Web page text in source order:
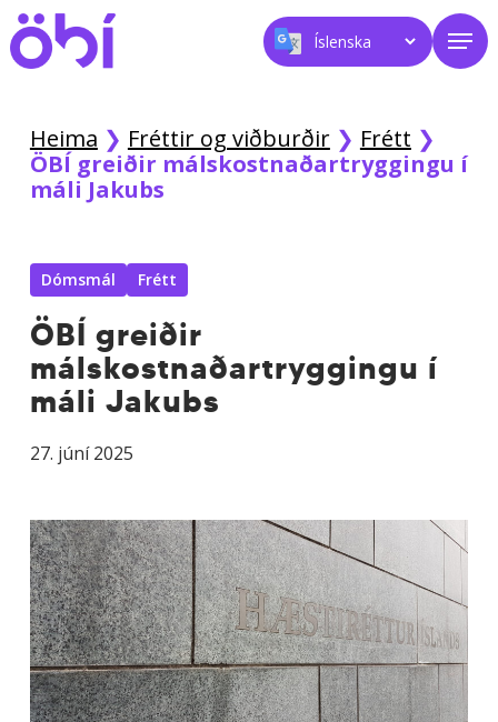
Skip
to
main
Heima ❯ Fréttir og viðburðir❯ Frétt ❯
ÖBÍ greiðir málskostnaðartryggingu í
máli Jakubs
Dómsmál Frétt
ÖBÍ greiðir
málskostnaðartryggingu í
máli Jakubs
27. júní 2025